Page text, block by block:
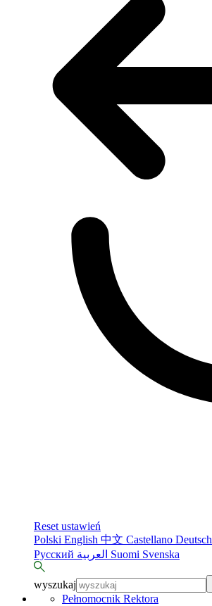
Reset ustawień
Polski English 中文 Castellano Deutsch
Русский
Suomi Svenska
wyszukaj
Pełnomocnik Rektora